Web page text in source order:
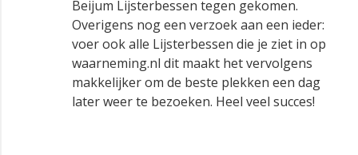
Beijum Lijsterbessen tegen gekomen.
Overigens nog een verzoek aan een ieder:
voer ook alle Lijsterbessen die je ziet in op
waarneming.nl dit maakt het vervolgens
makkelijker om de beste plekken een dag
later weer te bezoeken. Heel veel succes!